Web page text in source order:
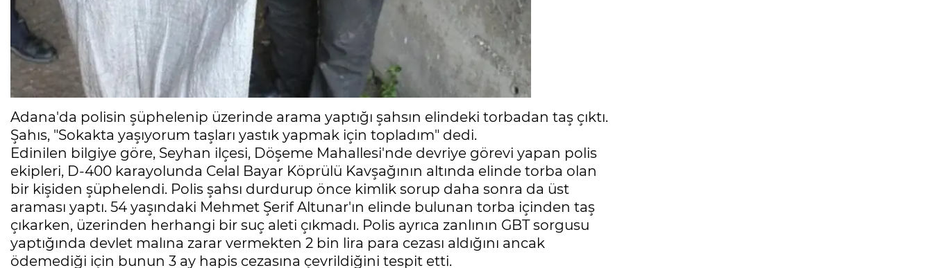
Adana'da polisin şüphelenip üzerinde arama yaptığı şahsın elindeki torbadan taş çıktı.
Şahıs, "Sokakta yaşıyorum taşları yastık yapmak için topladım" dedi.
Edinilen bilgiye göre, Seyhan ilçesi, Döşeme Mahallesi'nde devriye görevi yapan polis
ekipleri, D-400 karayolunda Celal Bayar Köprülü Kavşağının altında elinde torba olan
bir kişiden şüphelendi. Polis şahsı durdurup önce kimlik sorup daha sonra da üst
araması yaptı. 54 yaşındaki Mehmet Şerif Altunar'ın elinde bulunan torba içinden taş
çıkarken, üzerinden herhangi bir suç aleti çıkmadı. Polis ayrıca zanlının GBT sorgusu
yaptığında devlet malına zarar vermekten 2 bin lira para cezası aldığını ancak
ödemediği için bunun 3 ay hapis cezasına çevrildiğini tespit etti.